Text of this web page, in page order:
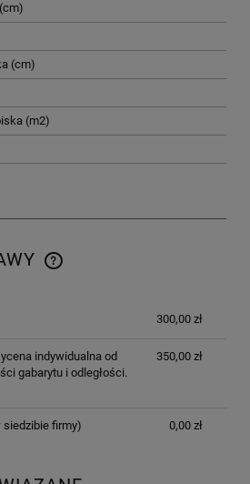
(cm)
(m2)
EWENTUALNYCH KOSZTÓW
300,00 zł
indywidualna od
gabarytu i odległości.
350,00 zł
firmy) 0,00 zł